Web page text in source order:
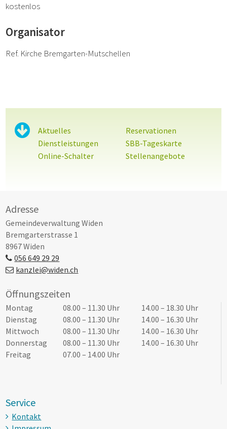
kostenlos
Organisator
Ref. Kirche Bremgarten-Mutschellen
Sidebar
Aktuelles
Dienstleistungen
Online-Schalter
Reservationen
SBB-Tageskarte
Stellenangebote
Footer
Adresse
Gemeindeverwaltung Widen
Bremgarterstrasse 1
8967 Widen
056 649 29 29
kanzlei@widen.ch
Öffnungszeiten
TagÖffnungszeiten VormittagÖffnungszeiten Nachmittag
Montag 08.00 – 11.30 Uhr
14.00 – 18.30 Uhr
Dienstag
08.00 – 11.30 Uhr
14.00 – 16.30 Uhr
Mittwoch
08.00 – 11.30 Uhr
14.00 – 16.30 Uhr
Donnerstag
08.00 – 11.30 Uhr
14.00 – 16.30 Uhr
Freitag
07.00 – 14.00 Uhr
Service
Kontakt